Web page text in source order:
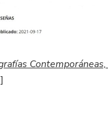
Contemporáneas,